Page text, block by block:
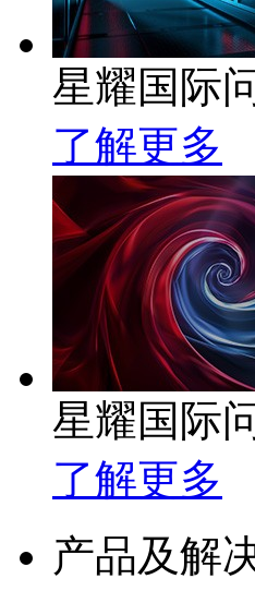
星耀国际
了解更多
星耀国际
了解更多
产品及解